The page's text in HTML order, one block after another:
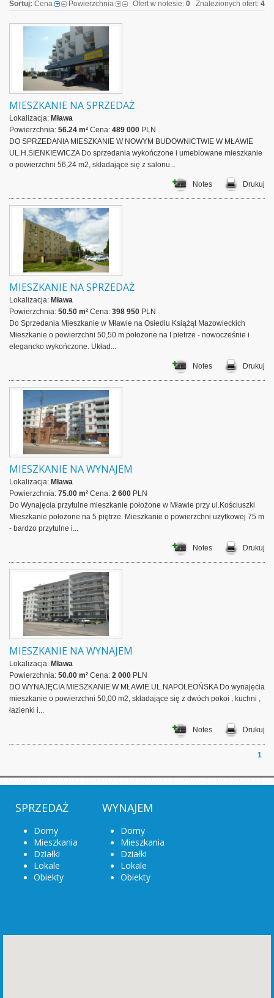
Sortuj: Cena Powierzchnia Ofert w notesie: 0 Znalezionych ofert: 4
MIESZKANIE NA SPRZEDAŻ
Lokalizacja: Mława
Powierzchnia: 56.24 m² Cena: 489 000 PLN
DO SPRZEDANIA MIESZKANIE W NOWYM BUDOWNICTWIE W MŁAWIE
UL.H.SIENKIEWICZA Do sprzedania wykończone i umeblowane mieszkanie
o powierzchni 56,24 m2, składające się z salonu...
Notes Drukuj
MIESZKANIE NA SPRZEDAŻ
Lokalizacja: Mława
Powierzchnia: 50.50 m² Cena: 398 950 PLN
Do Sprzedania Mieszkanie w Mławie na Osiedlu Książąt Mazowieckich
Mieszkanie o powierzchni 50,50 m położone na I pietrze - nowocześnie i
elegancko wykończone. Układ...
Notes Drukuj
MIESZKANIE NA WYNAJEM
Lokalizacja: Mława
Powierzchnia: 75.00 m² Cena: 2 600 PLN
Do Wynajęcia przytulne mieszkanie położone w Mławie przy ul.Kościuszki
Mieszkanie położone na 5 piętrze. Mieszkanie o powierzchni użytkowej 75 m
- bardzo przytulne i...
Notes Drukuj
MIESZKANIE NA WYNAJEM
Lokalizacja: Mława
Powierzchnia: 50.00 m² Cena: 2 000 PLN
DO WYNAJĘCIA MIESZKANIE W MŁAWIE UL.NAPOLEOŃSKA Do wynajęcia
mieszkanie o powierzchni 50,00 m2, składające się z dwóch pokoi , kuchni ,
łazienki i...
Notes Drukuj
1
SPRZEDAŻ
Domy
Mieszkania
Działki
Lokale
Obiekty
WYNAJEM
Domy
Mieszkania
Działki
Lokale
Obiekty